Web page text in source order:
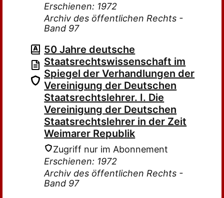
Erschienen: 1972
Archiv des öffentlichen Rechts -
Band 97
50 Jahre deutsche
Staatsrechtswissenschaft im
Spiegel der Verhandlungen der
Vereinigung der Deutschen
Staatsrechtslehrer. I. Die
Vereinigung der Deutschen
Staatsrechtslehrer in der Zeit
Weimarer Republik
Zugriff nur im Abonnement
Erschienen: 1972
Archiv des öffentlichen Rechts -
Band 97